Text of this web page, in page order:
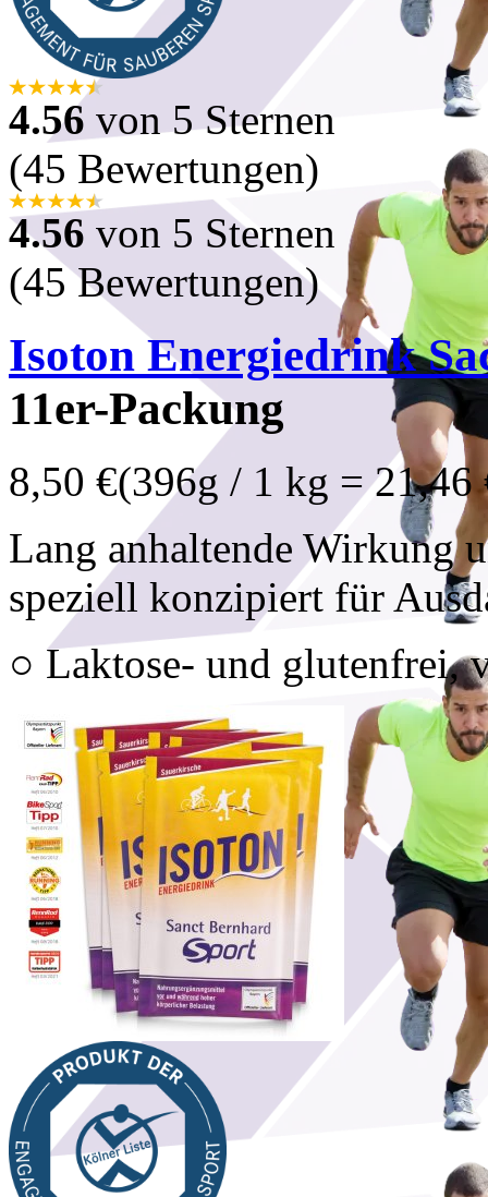
4.56 von 5 Sternen
(45 Bewertungen)
4.56 von 5 Sternen
(45 Bewertungen)
Isoton Energiedrink
11er-Packung
8,50 €(396g / 1 kg = 21,46
Lang anhaltende Wirkung
speziell konzipiert für
○ Laktose- und glutenfrei,